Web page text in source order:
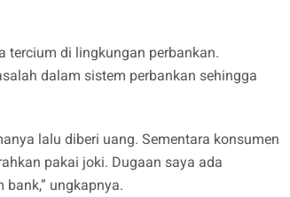
tercium di lingkungan perbankan.
dalam sistem perbankan sehingga
lalu diberi uang. Sementara konsumen
pakai joki. Dugaan saya ada
ungkapnya.